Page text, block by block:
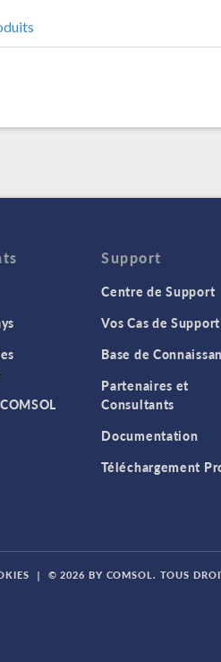
Support
Centre de Support
Vos Cas de Support
Base de
Partenaires et
Consultants
Documentation
Téléchargement
| © 2026 BY COMSOL. TOUS